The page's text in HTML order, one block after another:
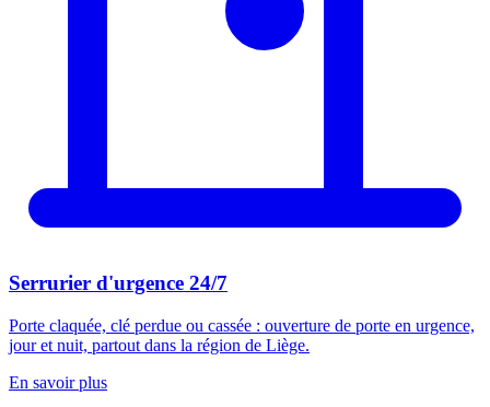
Serrurier d'urgence 24/7
Porte claquée, clé perdue ou cassée : ouverture de porte en urgence,
jour et nuit, partout dans la région de Liège.
En savoir plus